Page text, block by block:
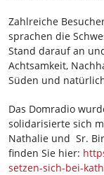
Zahlreiche
sprachen die
Stand darauf an
Achtsamkeit,
Süden und
Das Domradio
solidarisierte sich
Nathalie und Sr.
finden Sie hier:
setzen-sich-bei-